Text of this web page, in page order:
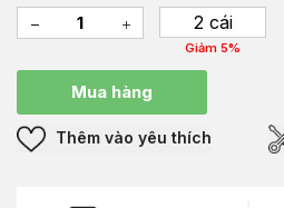
2 cái
Giảm 5%
Mua hàng
Thêm vào yêu thích